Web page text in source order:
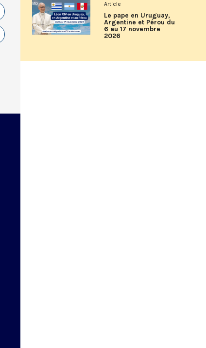
Article
Le pape en Uruguay,
Argentine et Pérou du
6 au 17 novembre
2026